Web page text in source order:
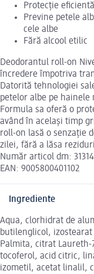
Protecție
Previne petele
cele albe
Fără alcool etilic
Deodorantul roll-on
încredere împotriva
Datorită tehnologiei
petelor albe pe hainele
Formula sa oferă o
având în același timp
roll-on lasă o senzație
zilei, fără a lăsa
Număr articol dm:
EAN: 9005800401102
Ingrediente
Aqua, clorhidrat de
butilenglicol,
Palmita, citrat Laureth-
tocoferol, acid citric,
izometil, acetat linalil,